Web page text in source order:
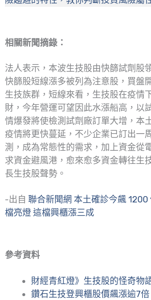
相關新聞摘錄：
法人表示，本波生技股由快篩試劑股
快篩股短線漲多被列為注意股，買盤
生技族群，短線來看，生技股在疫情
財，今年營運可望因此水漲船高，以
情爆發將使檢測試劑廠訂單大增，本
疫情將更快蔓延，不少企業已訂出一
測，成為常態性的需求，加上資金從
求資金避風港，愈來愈多資金轉往生
長生技股聲勢。
-出自 聯合新聞網 本土確診今飆 1200
檔亮燈 這檔興櫃漲三成
參考資料
財經青紅燈》生技股的怪奇物
鑽石生技登興櫃股價飆漲逾7